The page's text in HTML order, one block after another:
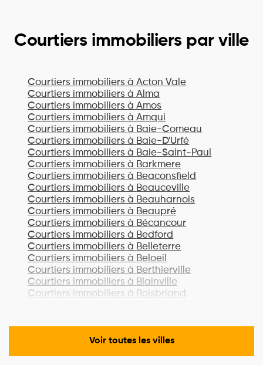
Courtiers immobiliers par ville
Courtiers immobiliers à Acton Vale
Courtiers immobiliers à Alma
Courtiers immobiliers à Amos
Courtiers immobiliers à Amqui
Courtiers immobiliers à Baie-Comeau
Courtiers immobiliers à Baie-D'Urfé
Courtiers immobiliers à Baie-Saint-Paul
Courtiers immobiliers à Barkmere
Courtiers immobiliers à Beaconsfield
Courtiers immobiliers à Beauceville
Courtiers immobiliers à Beauharnois
Courtiers immobiliers à Beaupré
Courtiers immobiliers à Bécancour
Courtiers immobiliers à Bedford
Courtiers immobiliers à Belleterre
Courtiers immobiliers à Beloeil
Courtiers immobiliers à Berthierville
Courtiers immobiliers à Blainville
Courtiers immobiliers à Boisbriand
Courtiers immobiliers à Boucherville
Courtiers immobiliers à
Lac-Brome
Voir toutes les villes